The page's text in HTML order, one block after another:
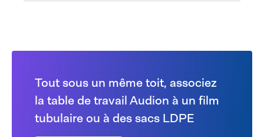
Tout sous un même toit, associez
la table de travail Audion à un film
tubulaire ou à des sacs LDPE